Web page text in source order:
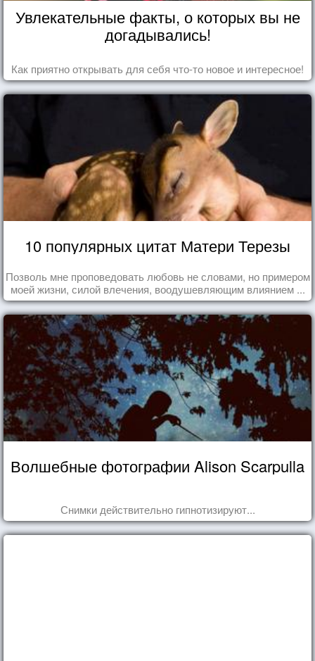
Увлекательные факты, о которых вы не
догадывались!
Как приятно открывать для себя что-то новое и интересное!
10 популярных цитат Матери Терезы
Позволь мне проповедовать любовь не словами, но примером
моей жизни, силой влечения, воодушевляющим влиянием ...
Волшебные фотографии Alison Scarpulla
Снимки действительно гипнотизируют...